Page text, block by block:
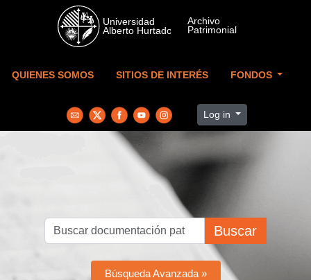
Skip to main content
QUIENES SOMOS SITIOS DE INTERÉS FONDOS
Log in
Buscar
Búsqueda Avanzada »